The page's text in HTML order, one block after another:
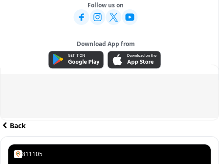
Follow us on
Download App from
ADVERTISEMENT
Back
811105